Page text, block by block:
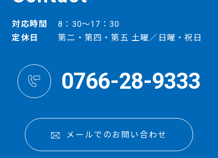
対応時間
8：30～17：30
定休日
第二・第四・第五 土曜／日曜・祝日
0766-28-9333
メールでのお問い合わせ